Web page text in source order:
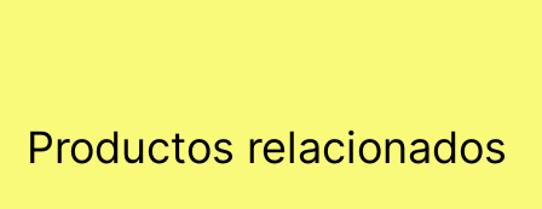
Productos relacionados